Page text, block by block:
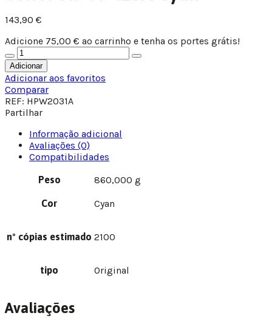
143,90 €
Adicione 75,00 € ao carrinho e tenha os portes grátis!
Quantidade
de
Toner
HP
Nº415A
Cyan
Adicionar
Adicionar aos favoritos
Comparar
REF: HPW2031A
Partilhar
Informação adicional
Avaliações (0)
Compatibilidades
Peso 860,000 g
Cor Cyan
nº cópias estimado 2100
tipo Original
Avaliações